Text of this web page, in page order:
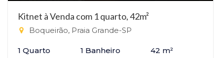
Kitnet à Venda com 1 quarto, 42m²
Boqueirão, Praia Grande-SP
1 Quarto 1 Banheiro 42 m²